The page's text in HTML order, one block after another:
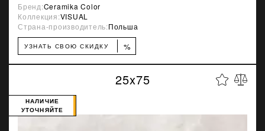
Бренд:Ceramika Color
Коллекция:VISUAL
Страна-производитель:Польша
УЗНАТЬ СВОЮ СКИДКУ %
25x75
НАЛИЧИЕ
УТОЧНЯЙТЕ